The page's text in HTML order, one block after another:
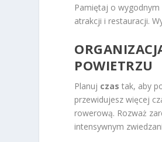
Pamiętaj o
atrakcji i restauracji.
POWIETRZU
Planuj czas tak, aby
przewidujesz więcej
rowerową. Rozważ
intensywnym